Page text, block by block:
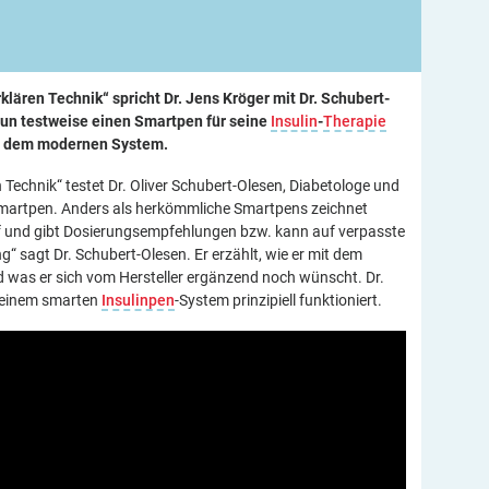
Technik“ spricht Dr. Jens Kröger mit Dr. Schubert-
testweise einen Smartpen für seine Insulin-Therapie
modernen System.
testet Dr. Oliver Schubert-Olesen, Diabetologe und
Anders als herkömmliche Smartpens zeichnet
gibt Dosierungsempfehlungen bzw. kann auf verpasste
sagt Dr. Schubert-Olesen. Er erzählt, wie er mit dem
er sich vom Hersteller ergänzend noch wünscht. Dr.
smarten Insulinpen-System prinzipiell funktioniert.